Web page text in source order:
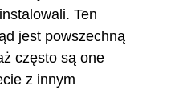
Ten
jest powszechną
często są one
z innym